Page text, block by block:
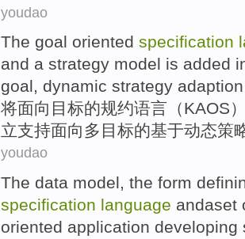
youdao
The goal oriented specification
and a strategy model is added
goal, dynamic strategy
将面向 目标的规约语言 （KAOS
立支持面向多目标的基于动态策
youdao
The data model, the form
specification language andaset
oriented application developing